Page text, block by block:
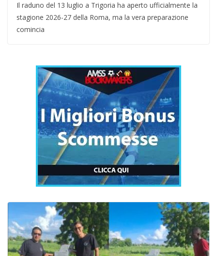
Il raduno del 13 luglio a Trigoria ha aperto ufficialmente la
stagione 2026-27 della Roma, ma la vera preparazione
comincia